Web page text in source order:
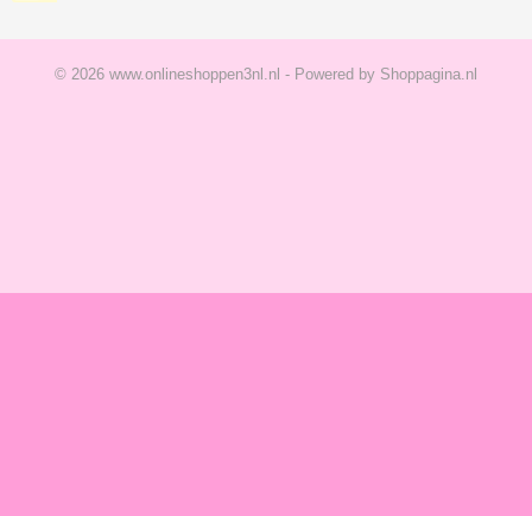
© 2026 www.onlineshoppen3nl.nl - Powered by Shoppagina.nl